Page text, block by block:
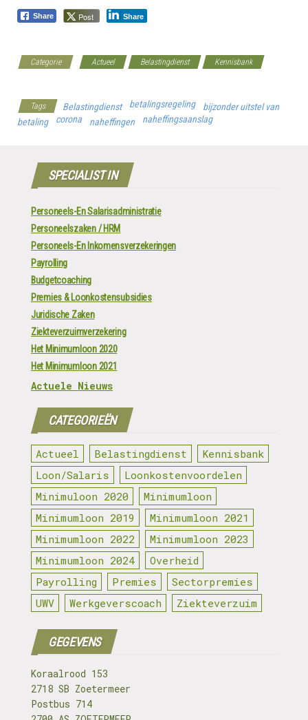
Share Post Share
Categorie Actueel Belastingdienst
Kennisbank
Tags Belastingdienst betalingsregeling
bijzonder uitstel van
betaling
corona naheffingen naheffingsaanslag
SPECIALIST IN
Personeels-En Salarisadministratie
Personeelszaken / HRM
Personeels-En Inkomensverzekeringen
Payrolling
Budgetcoaching
Premies & Loonkostensubsidies
Juridische Zaken
Ziekteverzuimverzekering
Het Minimumloon 2020
Het Minimumloon 2021
Actuele Nieuws
CATEGORIEËN
Actueel Belastingdienst
Kennisbank
Loon/Salaris
Loonkostenvoordelen
Minimuloon 2020
Minimumloon
Minimumloon 2019
Minimumloon 2021
Minimumloon 2022
Minimumloon 2023
Minimumloon 2024
Overheid
Payrolling
Premies
Sectorpremies
UWV
Werkgeverscoach Ziekteverzuim
GEGEVENS
Koraalrood 153
2718 SB Zoetermeer
Postbus 714